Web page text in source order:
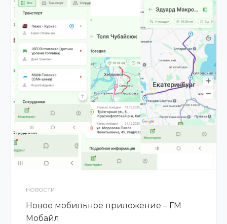
НОВОСТИ
Новое мобильное приложение – ГМ
Мобайл